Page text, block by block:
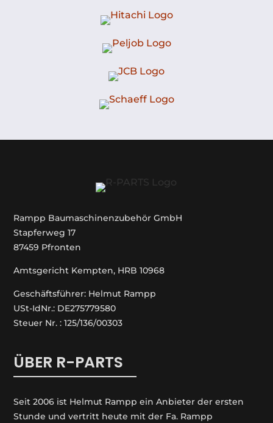
Rampp Baumaschinenzubehör GmbH
Stapferweg 17
87459 Pfronten
Amtsgericht Kempten, HRB 10968
Geschäftsführer: Helmut Rampp
USt-IdNr.: DE275779580
Steuer Nr. : 125/136/00303
ÜBER R-PARTS
Seit 2006 ist Helmut Rampp ein An­bieter der ersten
Stunde und vertritt heute mit der Fa. Rampp